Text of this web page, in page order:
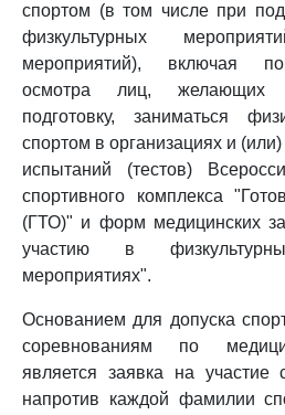
спортом (в том числе при
физкультурных
мероприятий), включая
осмотра лиц, желающих
подготовку, заниматься
спортом в организациях и
испытаний (тестов)
спортивного комплекса
(ГТО)" и форм медицинских
участию в
мероприятиях".
Основанием для допуска
соревнованиям по
является заявка на участие
напротив каждой фамилии